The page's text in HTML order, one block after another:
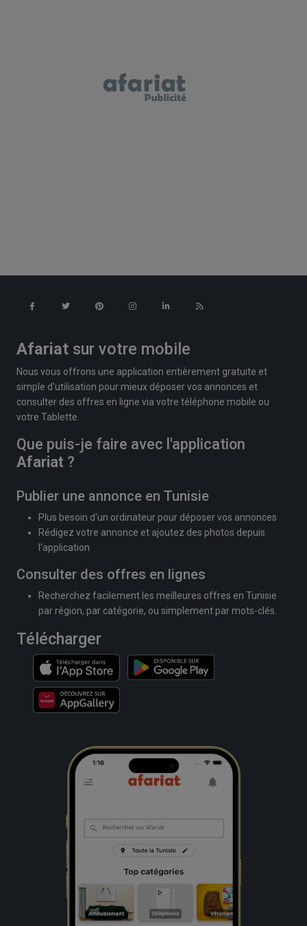
Afariat sur votre mobile
Nous vous offrons une application entièrement gratuite et
simple d'utilisation pour mieux déposer vos annonces et
consulter des offres en ligne via votre téléphone mobile ou
votre Tablette.
Que puis-je faire avec l'application
Afariat ?
Publier une annonce en Tunisie
Plus besoin d'un ordinateur pour déposer vos annonces
Rédigez votre annonce et ajoutez des photos depuis
l'application
Consulter des offres en lignes
Recherchez facilement les meilleures offres en Tunisie
par région, par catégorie, ou simplement par mots-clés.
Télécharger